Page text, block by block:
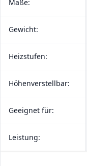
Maße:
Gewicht:
Heizstufen:
Höhenverstellbar:
Geeignet für:
Leistung: